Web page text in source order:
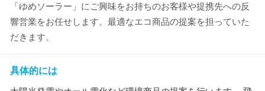
「ゆめソーラー」にご興味をお持ちのお客様や提携先への反
響営業をお任せします。最適なエコ商品の提案を担っていた
だきます。
具体的には